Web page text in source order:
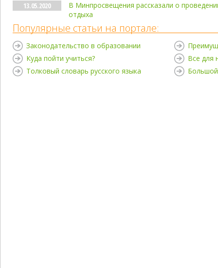
13.05.2020
В Минпросвещения рассказали о
отдыха
Популярные статьи на портале:
Законодательство в образовании
Куда пойти учиться?
Толковый словарь русского языка
Все для
Большой